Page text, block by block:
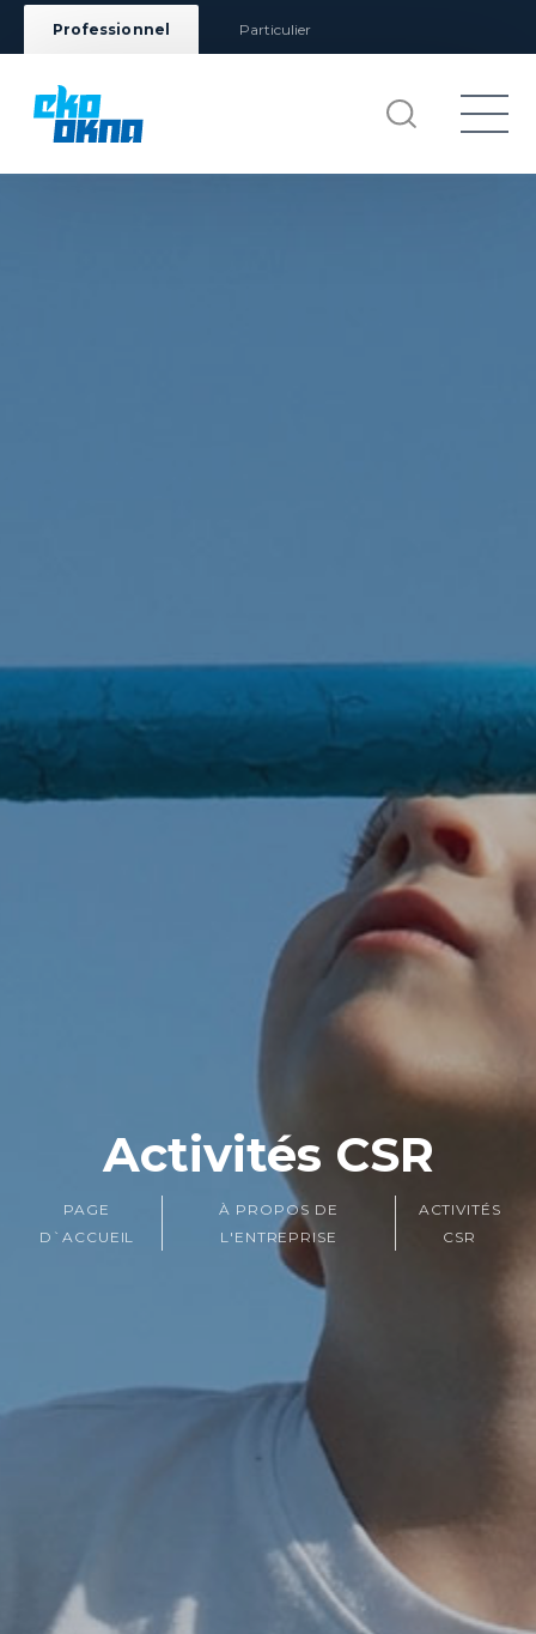
Professionnel Particulier
Activités CSR
PAGE
D`ACCUEIL
À PROPOS DE
L'ENTREPRISE
ACTIVITÉS
CSR